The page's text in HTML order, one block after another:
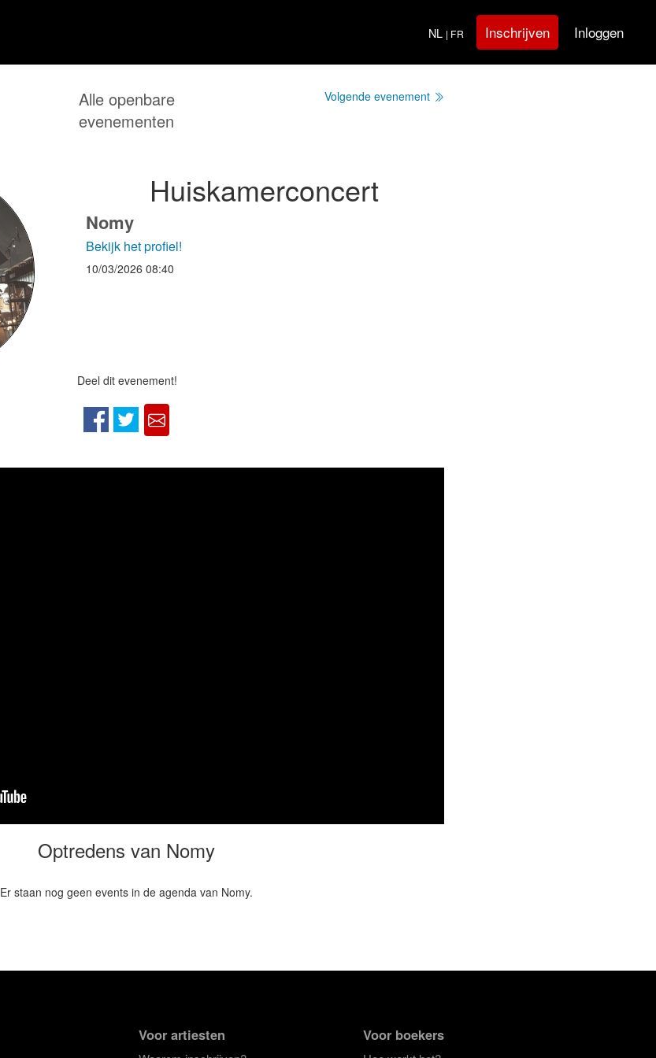
NL | FR Inschrijven Inloggen
Alle openbare
evenementen
Volgende evenement
Huiskamerconcert
Nomy
Bekijk het profiel!
10/03/2026 08:40
Deel dit evenement!
Optredens van Nomy
Er staan nog geen events in de agenda van Nomy.
Voor artiesten Voor boekers